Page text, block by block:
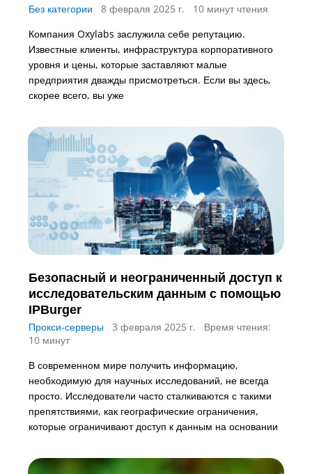
Без категории 8 февраля 2025 г.
10 минут чтения
Компания Oxylabs заслужила себе репутацию.
Известные клиенты, инфраструктура корпоративного
уровня и цены, которые заставляют малые
предприятия дважды присмотреться. Если вы здесь,
скорее всего, вы уже
Безопасный и неограниченный доступ к
исследовательским данным с помощью
IPBurger
Прокси-серверы 3 февраля 2025 г.
Время чтения:
10 минут
В современном мире получить информацию,
необходимую для научных исследований, не всегда
просто. Исследователи часто сталкиваются с такими
препятствиями, как географические ограничения,
которые ограничивают доступ к данным на основании